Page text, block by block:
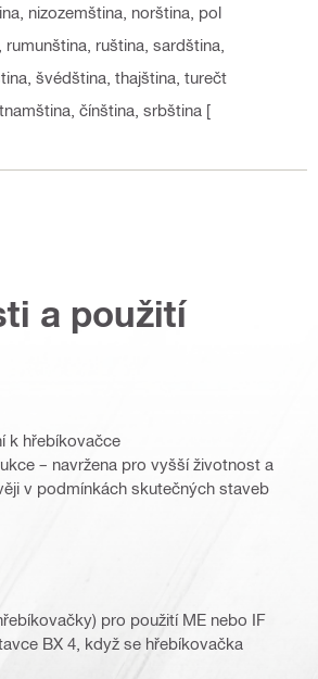
nizozemština, norština, pol
rumunština, ruština, sardština,
švédština, thajština, turečt
čínština, srbština [
a použití
k hřebíkovačce
– navržena pro vyšší životnost a
v podmínkách skutečných staveb
pro použití ME nebo IF
BX 4, když se hřebíkovačka